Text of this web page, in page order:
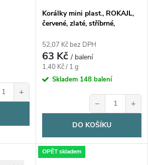
+
Korálky mini plast., ROKAJL,
červené, zlaté, stříbrné,
52,07 Kč bez DPH
63 Kč/ balení
Měrná
cena:
1,40 Kč / 1 g
Skladem 148 balení
− +
DO KOŠÍKU
OPĚT skladem